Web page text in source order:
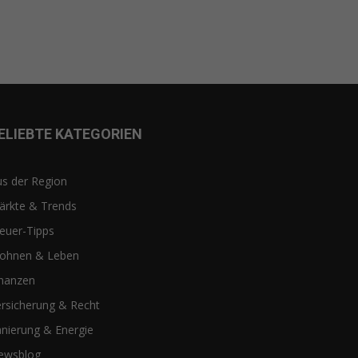
KATEGORIEN
der Region
& Trends
Tipps
& Leben
& Recht
& Energie